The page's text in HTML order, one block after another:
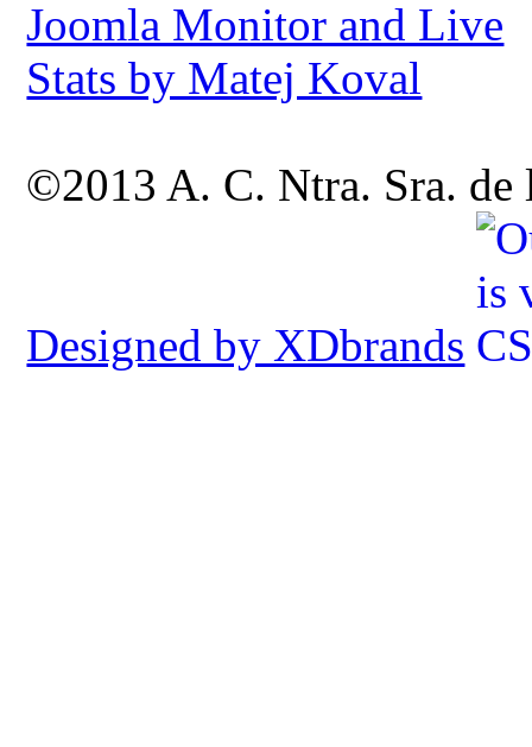
©2013 A. C. Ntra. Sra. de
Designed by XDbrands